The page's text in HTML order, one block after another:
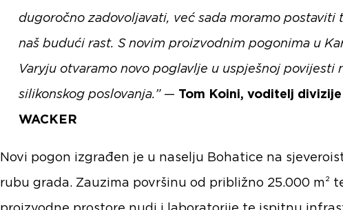
dugoročno zadovoljavati, već sada moramo postaviti
naš budući rast. S novim proizvodnim pogonima u
Varyju otvaramo novo poglavlje u uspješnoj povijesti
silikonskog poslovanja.”— Tom Koini, voditelj
WACKER
Novi pogon izgrađen je u naselju Bohatice na
rubu grada. Zauzima površinu od približno 25.000 m²